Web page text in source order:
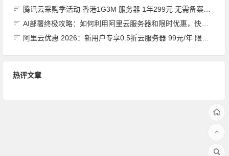
腾讯云采购季活动 香港1G3M 服务器 1年299元 无需备案建站
AI部署终极攻略：如何利用阿里云服务器和限时优惠，快速打造你的下一个爆款应用？
阿里云优惠 2026：新用户专享0.5折云服务器 99元/年 限时抢购
热评文章